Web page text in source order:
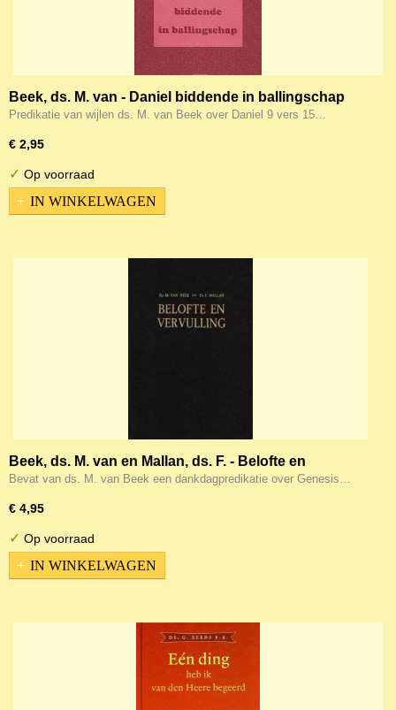
Beek, ds. M. van - Daniel biddende in ballingschap
Predikatie van wijlen ds. M. van Beek over Daniel 9 vers 15…
€ 2,95
✓ Op voorraad
IN WINKELWAGEN
Beek, ds. M. van en Mallan, ds. F. - Belofte en
vervulling
Bevat van ds. M. van Beek een dankdagpredikatie over Genesis…
€ 4,95
✓ Op voorraad
IN WINKELWAGEN